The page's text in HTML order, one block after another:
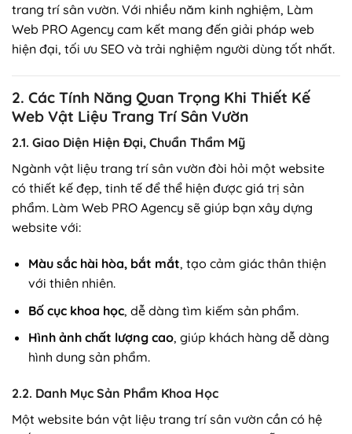
trang trí sân vườn. Với nhiều năm kinh nghiệm, Làm
Web PRO Agency cam kết mang đến giải pháp web
hiện đại, tối ưu SEO và trải nghiệm người dùng tốt nhất.
2. Các Tính Năng Quan Trọng Khi Thiết Kế
Web Vật Liệu Trang Trí Sân Vườn
2.1. Giao Diện Hiện Đại, Chuẩn Thẩm Mỹ
Ngành vật liệu trang trí sân vườn đòi hỏi một website
có thiết kế đẹp, tinh tế để thể hiện được giá trị sản
phẩm. Làm Web PRO Agency sẽ giúp bạn xây dựng
website với:
Màu sắc hài hòa, bắt mắt, tạo cảm giác thân thiện
với thiên nhiên.
Bố cục khoa học, dễ dàng tìm kiếm sản phẩm.
Hình ảnh chất lượng cao, giúp khách hàng dễ dàng
hình dung sản phẩm.
2.2. Danh Mục Sản Phẩm Khoa Học
Một website bán vật liệu trang trí sân vườn cần có hệ